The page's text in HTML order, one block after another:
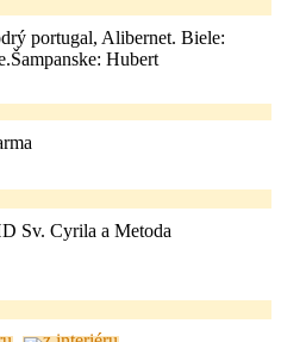
portugal, Alibernet. Biele:
Hubert
Sv. Cyrila a Metoda